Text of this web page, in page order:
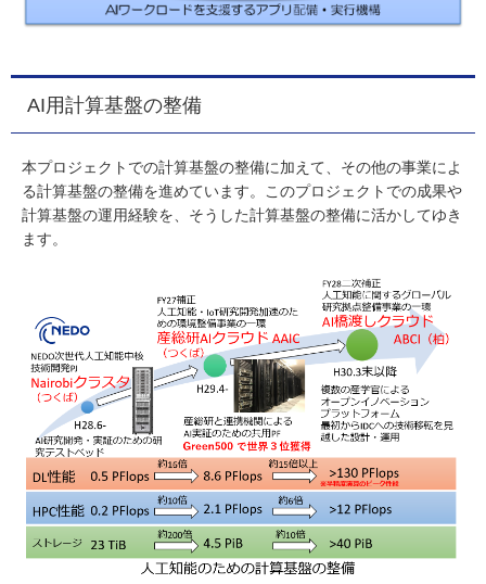
AI用計算基盤の整備
本プロジェクトでの計算基盤の整備に加えて、その他の事業によ
る計算基盤の整備を進めています。このプロジェクトでの成果や
計算基盤の運用経験を、そうした計算基盤の整備に活かしてゆき
ます。